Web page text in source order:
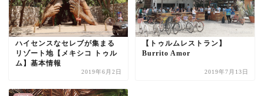
ハイセンスなセレブが集まる
リゾート地【メキシコ トゥル
ム】基本情報
2019年6月2日
【トゥルムレストラン】
Burrito Amor
2019年7月13日